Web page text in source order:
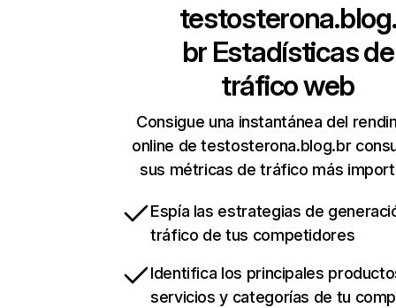
testosterona.blog.
brEstadísticas de
tráfico web
Consigue una instantánea del
online de testosterona.blog.br
sus métricas de tráfico más
Espía las estrategias de
tráfico de tus competidores
Identifica los principales
servicios y categorías de tu